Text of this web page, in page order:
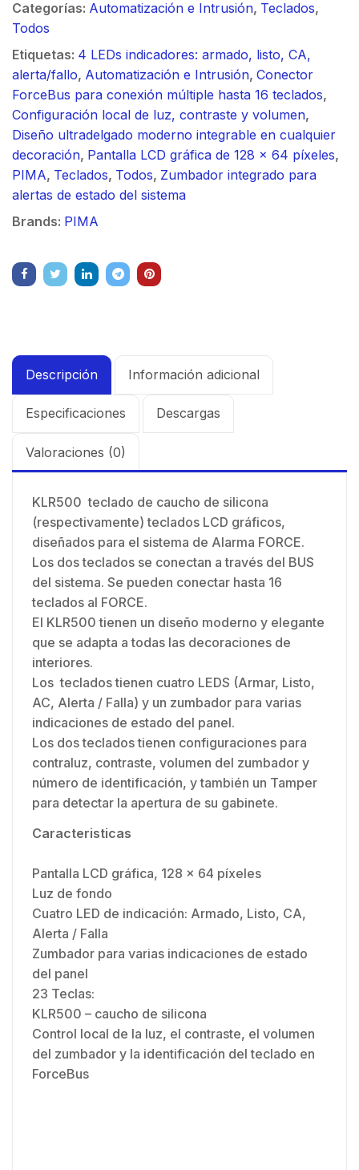
Categorías: Automatización e Intrusión, Teclados,
Todos
Etiquetas: 4 LEDs indicadores: armado, listo, CA,
alerta/fallo, Automatización e Intrusión, Conector
ForceBus para conexión múltiple hasta 16 teclados,
Configuración local de luz, contraste y volumen,
Diseño ultradelgado moderno integrable en cualquier
decoración, Pantalla LCD gráfica de 128 x 64 píxeles,
PIMA, Teclados, Todos, Zumbador integrado para
alertas de estado del sistema
Brands: PIMA
Descripción Información adicional
Especificaciones Descargas
Valoraciones (0)
KLR500 teclado de caucho de silicona
(respectivamente) teclados LCD gráficos,
diseñados para el sistema de Alarma FORCE.
Los dos teclados se conectan a través del BUS
del sistema. Se pueden conectar hasta 16
teclados al FORCE.
El KLR500 tienen un diseño moderno y elegante
que se adapta a todas las decoraciones de
interiores.
Los teclados tienen cuatro LEDS (Armar, Listo,
AC, Alerta / Falla) y un zumbador para varias
indicaciones de estado del panel.
Los dos teclados tienen configuraciones para
contraluz, contraste, volumen del zumbador y
número de identificación, y también un Tamper
para detectar la apertura de su gabinete.
Caracteristicas
Pantalla LCD gráfica, 128 × 64 píxeles
Luz de fondo
Cuatro LED de indicación: Armado, Listo, CA,
Alerta / Falla
Zumbador para varias indicaciones de estado
del panel
23 Teclas:
KLR500 – caucho de silicona
Control local de la luz, el contraste, el volumen
del zumbador y la identificación del teclado en
ForceBus